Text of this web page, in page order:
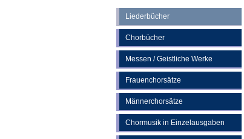
Liederbücher
Chorbücher
Messen / Geistliche Werke
Frauenchorsätze
Männerchorsätze
Chormusik in Einzelausgaben